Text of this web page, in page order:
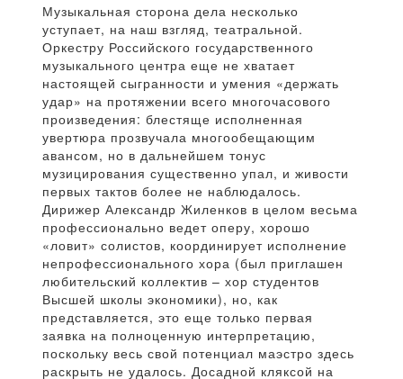
Музыкальная сторона дела несколько
уступает, на наш взгляд, театральной.
Оркестру Российского государственного
музыкального центра еще не хватает
настоящей сыгранности и умения «держать
удар» на протяжении всего многочасового
произведения: блестяще исполненная
увертюра прозвучала многообещающим
авансом, но в дальнейшем тонус
музицирования существенно упал, и живости
первых тактов более не наблюдалось.
Дирижер Александр Жиленков в целом весьма
профессионально ведет оперу, хорошо
«ловит» солистов, координирует исполнение
непрофессионального хора (был приглашен
любительский коллектив – хор студентов
Высшей школы экономики), но, как
представляется, это еще только первая
заявка на полноценную интерпретацию,
поскольку весь свой потенциал маэстро здесь
раскрыть не удалось. Досадной кляксой на